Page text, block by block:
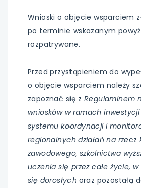
Wnioski o objęcie wsparciem
po terminie wskazanym
rozpatrywane.
Przed przystąpieniem do
o objęcie wsparciem należy
zapoznać się z Regulaminem
wniosków w ramach inwestycji
systemu koordynacji i
regionalnych działań na rzecz
zawodowego, szkolnictwa
uczenia się przez całe życie,
się dorosłych oraz pozostałą